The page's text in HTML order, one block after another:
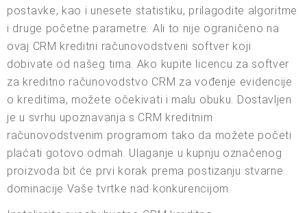
postavke, kao i unesete statistiku, prilagodite algoritme
i druge početne parametre. Ali to nije ograničeno na
ovaj CRM kreditni računovodstveni softver koji
dobivate od našeg tima. Ako kupite licencu za softver
za kreditno računovodstvo CRM za vođenje evidencije
o kreditima, možete očekivati i malu obuku. Dostavljen
je u svrhu upoznavanja s CRM kreditnim
računovodstvenim programom tako da možete početi
plaćati gotovo odmah. Ulaganje u kupnju označenog
proizvoda bit će prvi korak prema postizanju stvarne
dominacije Vaše tvrtke nad konkurencijom.